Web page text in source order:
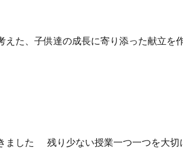
た、子供達の成長に寄り添った献立を
ました
残り少ない授業一つ一つを大切